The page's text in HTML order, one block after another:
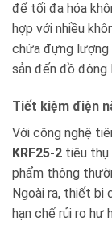
để tối đa hóa
hợp với nhiều
chứa đựng
sản đến đồ đông
Tiết kiệm điện
Với công nghệ
KRF25-2 tiêu thụ
phẩm thông
Ngoài ra, thiết bị
hạn chế rủi ro hư